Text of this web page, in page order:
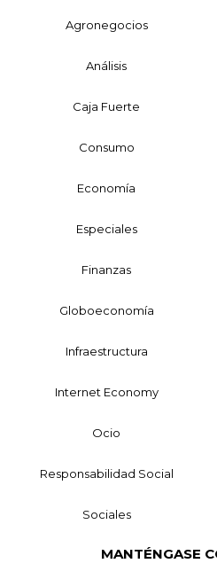
Agronegocios
Análisis
Caja Fuerte
Consumo
Economía
Especiales
Finanzas
Globoeconomía
Infraestructura
Internet Economy
Ocio
Responsabilidad Social
Sociales
MANTÉNGASE